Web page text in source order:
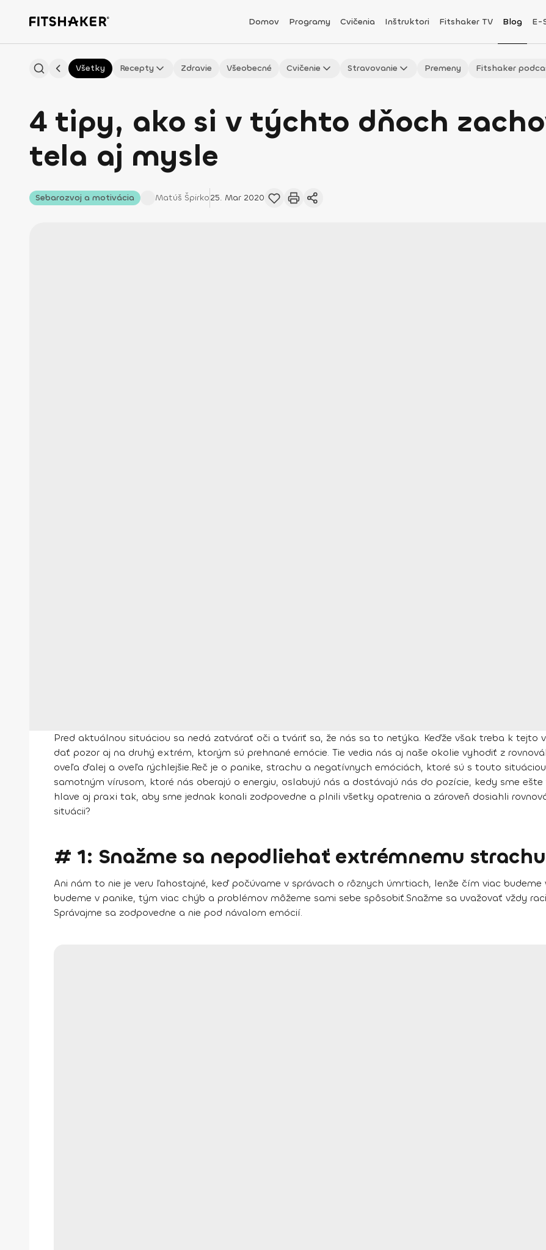
Domov Programy Cvičenia Inštruktori Fitshaker TV Blog E-
Všetky Recepty Zdravie Všeobecné Cvičenie Stravovanie Premeny Fitshaker
4 tipy, ako si v týchto dňoch
tela aj mysle
Sebarozvoj a motivácia Matúš Špirko25. Mar 2020
Pred aktuálnou situáciou sa nedá zatvárať oči a tváriť sa, že nás sa to netýka. Keďže však treba k tejto
dať pozor aj na druhý extrém, ktorým sú prehnané emócie. Tie vedia nás aj naše okolie vyhodiť z
oveľa ďalej a oveľa rýchlejšie.Reč je o panike, strachu a negatívnych emóciách, ktoré sú s touto
samotným vírusom, ktoré nás oberajú o energiu, oslabujú nás a dostávajú nás do pozície, kedy sme
hlave aj praxi tak, aby sme jednak konali zodpovedne a plnili všetky opatrenia a zároveň dosiahli
situácii?
# 1: Snažme sa nepodliehať extrémnemu
Ani nám to nie je veru ľahostajné, keď počúvame v správach o rôznych úmrtiach, lenže čím viac
budeme v panike, tým viac chýb a problémov môžeme sami sebe spôsobiť.Snažme sa uvažovať vždy
Správajme sa zodpovedne a nie pod návalom emócií.